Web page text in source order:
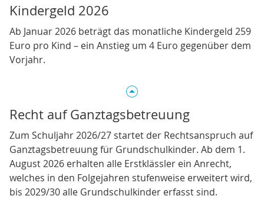
Kindergeld 2026
Ab Januar 2026 beträgt das monatliche Kindergeld 259
Euro pro Kind – ein Anstieg um 4 Euro gegenüber dem
Vorjahr.
Recht auf Ganztagsbetreuung
Zum Schuljahr 2026/27 startet der Rechtsanspruch auf
Ganztagsbetreuung für Grundschulkinder. Ab dem 1.
August 2026 erhalten alle Erstklässler ein Anrecht,
welches in den Folgejahren stufenweise erweitert wird,
bis 2029/30 alle Grundschulkinder erfasst sind.